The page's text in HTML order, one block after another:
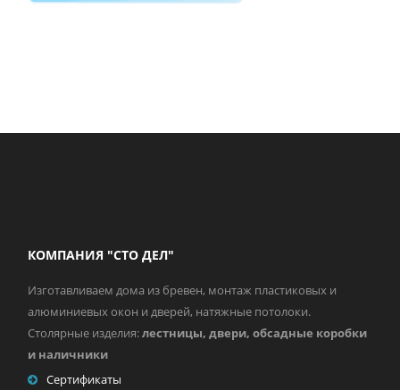
КОМПАНИЯ "СТО ДЕЛ"
Изготавливаем дома из бревен, монтаж пластиковых и
алюминиевых окон и дверей, натяжные потолоки.
Столярные изделия:лестницы, двери, обсадные коробки
и наличники
Сертификаты